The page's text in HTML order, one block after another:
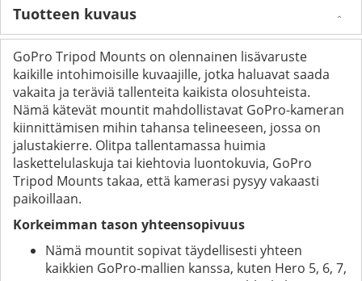
Tuotteen kuvaus
GoPro Tripod Mounts on olennainen lisävaruste
kaikille intohimoisille kuvaajille, jotka haluavat saada
vakaita ja teräviä tallenteita kaikista olosuhteista.
Nämä kätevät mountit mahdollistavat GoPro-kameran
kiinnittämisen mihin tahansa telineeseen, jossa on
jalustakierre. Olitpa tallentamassa huimia
laskettelulaskuja tai kiehtovia luontokuvia, GoPro
Tripod Mounts takaa, että kamerasi pysyy vakaasti
paikoillaan.
Korkeimman tason yhteensopivuus
Nämä mountit sopivat täydellisesti yhteen
kaikkien GoPro-mallien kanssa, kuten Hero 5, 6, 7,